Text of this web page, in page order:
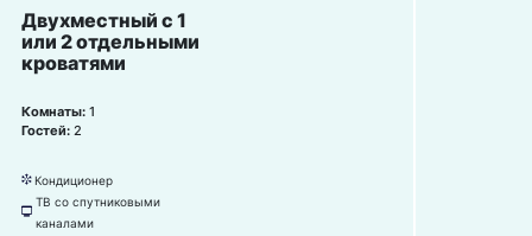
Двухместный с 1
или 2 отдельными
кроватями
Комнаты: 1
Гостей: 2
뀸 Кондиционер
넎
ТВ со спутниковыми
каналами